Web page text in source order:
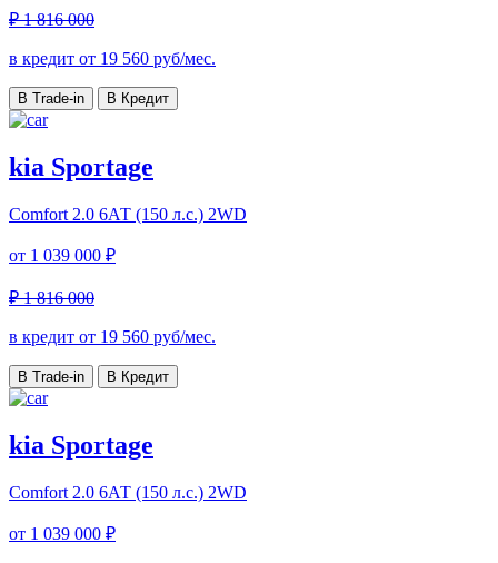
₽ 1 816 000
в кредит от 19 560 руб/мес.
В Trade-in В Кредит
kia Sportage
Comfort 2.0 6АТ (150 л.с.) 2WD
от 1 039 000 ₽
₽ 1 816 000
в кредит от 19 560 руб/мес.
В Trade-in В Кредит
kia Sportage
Comfort 2.0 6АТ (150 л.с.) 2WD
от 1 039 000 ₽